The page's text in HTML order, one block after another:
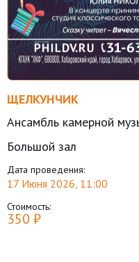
ЩЕЛКУНЧИК
Ансамбль камерной
Большой зал
Дата проведения:
17 Июня 2026, 11:00
Стоимость:
350 ₽